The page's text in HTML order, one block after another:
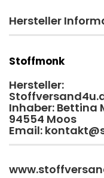
Hersteller
Stoffmonk
Hersteller:
Inhaber: Bettina
94554 Moos
Email: